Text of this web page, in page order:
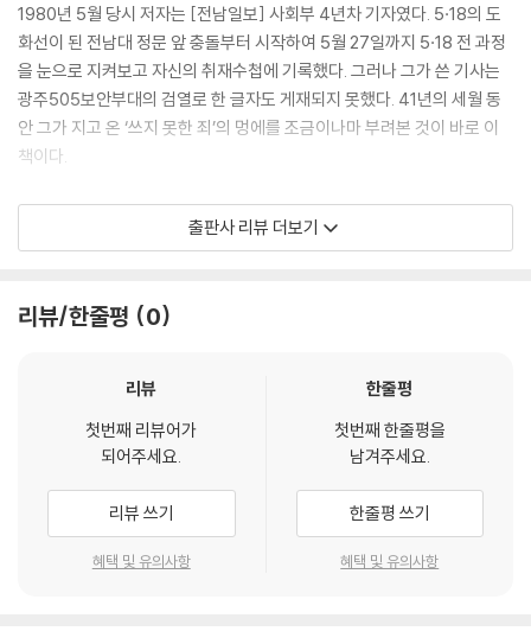
언론사 대표들에 「광주사태」 특강하며 겁박 179
집단사격 공수부대장에 격려금 100만 원 183
이철승한테 “전북 지켜 달라” 184
5월 23일 185
각하께서 2군사 진압계획 “Good idea” 185
친필 메모 ‘공수부대 사기 죽이지 마’ 187
대통령은 투입되었나 188
별 셋, 보안사령관실의 은밀한 만남 191
미국 비밀전문 “육군 실력자, 군사행동 결론” 194
무력진압 하루 전 계엄군에 6300만 원·소 7마리 197
5월 27일 200
점령군처럼 왔다 200
피 흘리는 광주 틈타 국보위 설치 201
맺는말_ 그러므로 ‘5·18 총사령관’은 ‘전두환 보안사령관’ 205
1980년 5월 당시 저자는 [전남일보] 사회부 4년차 기자였다. 5·18의 도
화선이 된 전남대 정문 앞 충돌부터 시작하여 5월 27일까지 5·18 전 과정
을 눈으로 지켜보고 자신의 취재수첩에 기록했다. 그러나 그가 쓴 기사는
광주505보안부대의 검열로 한 글자도 게재되지 못했다. 41년의 세월 동
안 그가 지고 온 ‘쓰지 못한 죄’의 멍에를 조금이나마 부려본 것이 바로 이
책이다.
“현지 신문 전남일보와 전남매일신문은 ‘검열받지 않는 신문’을 만들다 광
주 505보안부대에 들통나 5월 21일자부터 윤전기를 돌리지 못했습니다.
펜을 들어 ‘폭도’를 쓰고, 혹은 ‘폭동’으로 내몰았습니다. 생각할수록 그건
안사의 ‘기획된 언론공작’이었습니다.”
공교롭게도 그가 광주광역시 5·18진실규명지원단 자문관을 맡고 있던 20
17년 4월, ‘전두환 회고록’이 나왔다. 그는 시장 명의의 반박 성명서를 쓰
면서 회고록에 속을 수도, 말려들 수도, 오래된 미래로 가면 참말이 될 수도
있겠다는 생각을 했다. “5·18 총책임자는 전두환”, 말은 그렇게들 하지만,
정작 전두환을 책임의 중심 자리에 꽂아 두고 5·18 행적 등을 대상화해 들
출판사 리뷰 더보기
리뷰/한줄평 0
리뷰
첫번째 리뷰어가
되어주세요.
리뷰 쓰기
혜택 및 유의사항
한줄평
첫번째 한줄평을
남겨주세요.
한줄평 쓰기
혜택 및 유의사항